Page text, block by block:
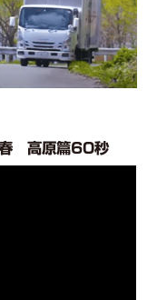
春 高原篇60秒